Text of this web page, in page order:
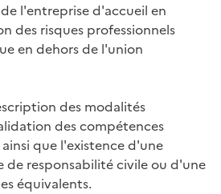
l'entreprise d'accueil en
des risques professionnels
en dehors de l'union
des modalités
des compétences
que l'existence d'une
de responsabilité civile ou d'une
équivalents.